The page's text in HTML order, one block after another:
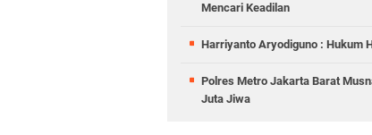
Mencari Keadilan
Harriyanto Aryodiguno : Hukum
Polres Metro Jakarta Barat
Juta Jiwa